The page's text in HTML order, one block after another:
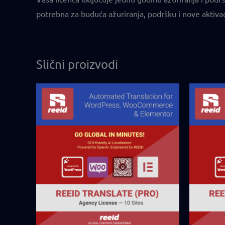
potrebna za buduća ažuriranja, podršku i nove
Slični proizvodi